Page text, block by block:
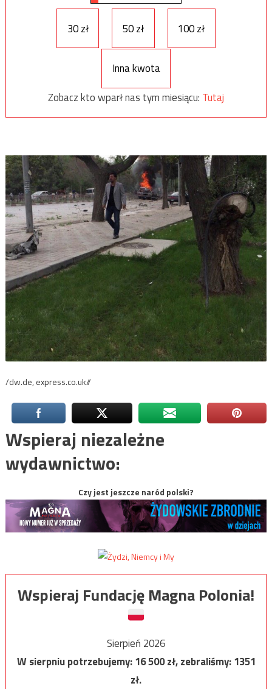
30 zł 50 zł 100 zł
Inna kwota
Zobacz kto wparł nas tym miesiącu: Tutaj
/dw.de, express.co.uk//
Wspieraj niezależne
wydawnictwo:
Czy jest jeszcze naród polski?
Wspieraj Fundację Magna Polonia!
Sierpień 2026
W sierpniu potrzebujemy:16 500zł, zebraliśmy:1351
zł.